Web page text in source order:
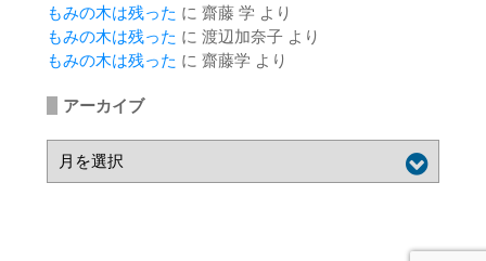
もみの木は残った に 齋藤 学 より
もみの木は残った に 渡辺加奈子より
もみの木は残った に 齋藤学 より
アーカイブ